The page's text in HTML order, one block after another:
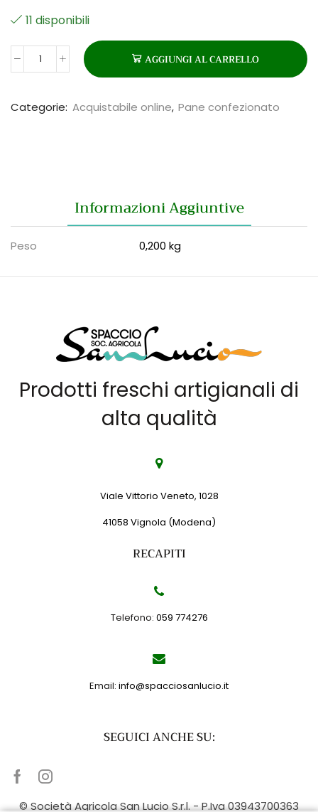
11 disponibili
GUSTOSETTI
quantità
AGGIUNGI AL CARRELLO
Categorie: Acquistabile online, Pane confezionato
Informazioni Aggiuntive
Peso 0,200 kg
Prodotti freschi artigianali di
alta qualità
Viale Vittorio Veneto, 1028
41058 Vignola (Modena)
RECAPITI
Telefono: 059 774276
Email: info@spacciosanlucio.it
SEGUICI ANCHE SU:
Facebook
Instagram
© Società Agricola San Lucio S.r.l. - P.Iva 03943700363